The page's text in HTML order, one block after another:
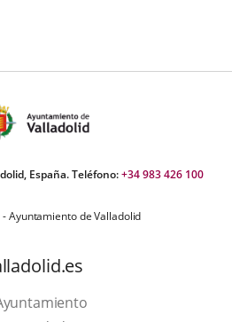
España. Teléfono:+34 983 426 100
Ayuntamiento de Valladolid